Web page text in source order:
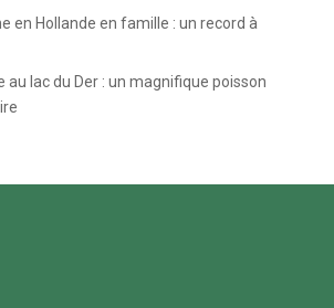
en Hollande en famille : un record à
au lac du Der : un magnifique poisson